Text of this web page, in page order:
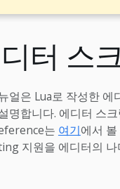
터 스
얼은 Lua로 작성한
명합니다. 에디터 스
는 여기에서
지원을 에디터의 나